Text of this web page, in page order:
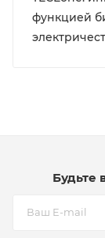
функцией
Будьте